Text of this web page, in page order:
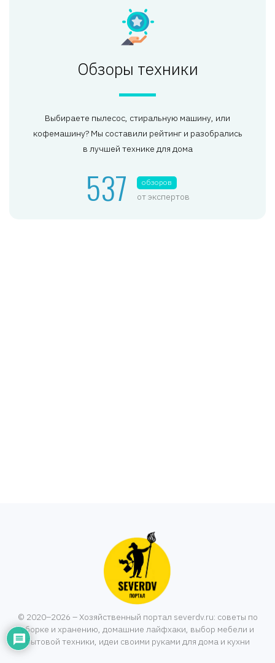
Обзоры техники
Выбираете пылесос, стиральную машину, или
кофемашину? Мы составили рейтинг и разобрались
в лучшей технике для дома
537 обзоров
от экспертов
© 2020–2026 – Хозяйственный портал severdv.ru: советы по
уборке и хранению, домашние лайфхаки, выбор мебели и
бытовой техники, идеи своими руками для дома и кухни